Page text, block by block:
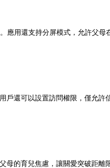
應用還支持分屏模式，允許父母
戶還可以設置訪問權限，僅允許
母的育兒焦慮，讓關愛突破距離